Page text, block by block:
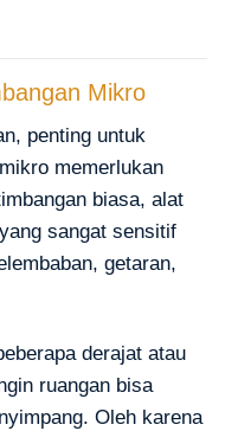
Mikro
penting untuk
memerlukan
biasa, alat
sangat sensitif
getaran,
derajat atau
ruangan bisa
Oleh karena